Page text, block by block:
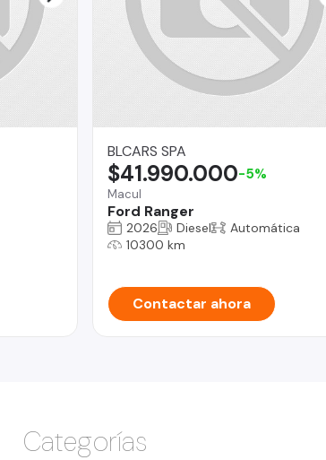
BLCARS SPA
Macul
Ford Ranger
$41.990.000-5%
2026 Diesel
Automática
10300 km
Contactar ahora
Categorías